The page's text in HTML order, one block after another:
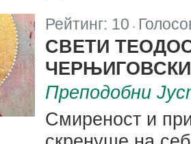
Рейтинг: 10
СВЕТИ
ЧЕРЊИГОВСКИ
Преподобни
Смиреност и